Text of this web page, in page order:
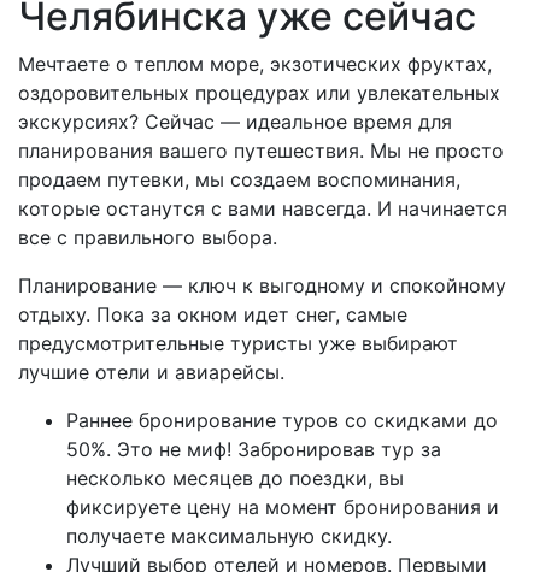
Челябинска уже сейчас
Мечтаете о теплом море, экзотических фруктах,
оздоровительных процедурах или увлекательных
экскурсиях? Сейчас — идеальное время для
планирования вашего путешествия. Мы не просто
продаем путевки, мы создаем воспоминания,
которые останутся с вами навсегда. И начинается
все с правильного выбора.
Планирование — ключ к выгодному и спокойному
отдыху. Пока за окном идет снег, самые
предусмотрительные туристы уже выбирают
лучшие отели и авиарейсы.
Раннее бронирование туров со скидками до
50%. Это не миф! Забронировав тур за
несколько месяцев до поездки, вы
фиксируете цену на момент бронирования и
получаете максимальную скидку.
Лучший выбор отелей и номеров. Первыми